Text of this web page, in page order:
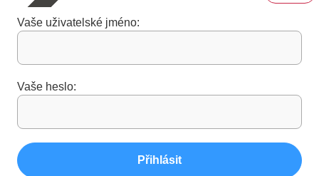
Vaše uživatelské jméno:
Vaše heslo:
Přihlásit